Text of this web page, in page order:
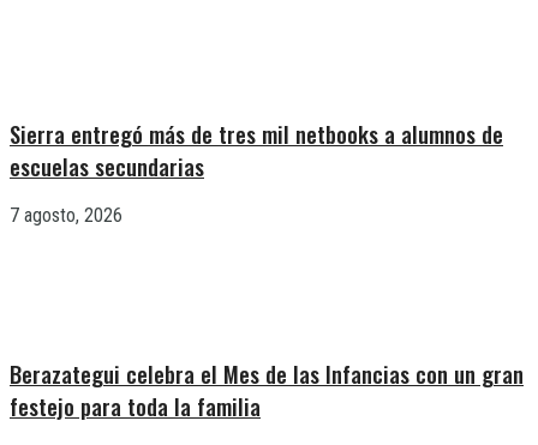
Sierra entregó más de tres mil netbooks a alumnos de
escuelas secundarias
7 agosto, 2026
Berazategui celebra el Mes de las Infancias con un gran
festejo para toda la familia